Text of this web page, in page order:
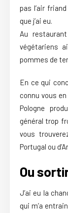
pas l’air
que j’ai eu.
Au
végétariens
pommes de
En ce qui
connu vous
Pologne
général trop
vous
Portugal ou
Ou
J’ai eu la
qui m’a